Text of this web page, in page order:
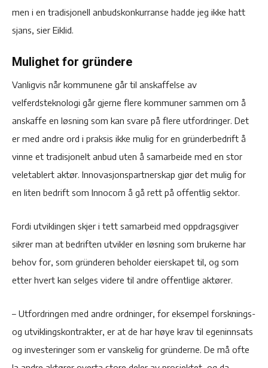
men i en tradisjonell anbudskonkurranse hadde jeg ikke hatt
sjans, sier Eiklid.
Mulighet for gründere
Vanligvis når kommunene går til anskaffelse av
velferdsteknologi går gjerne flere kommuner sammen om å
anskaffe en løsning som kan svare på flere utfordringer. Det
er med andre ord i praksis ikke mulig for en gründerbedrift å
vinne et tradisjonelt anbud uten å samarbeide med en stor
veletablert aktør. Innovasjonspartnerskap gjør det mulig for
en liten bedrift som Innocom å gå rett på offentlig sektor.
Fordi utviklingen skjer i tett samarbeid med oppdragsgiver
sikrer man at bedriften utvikler en løsning som brukerne har
behov for, som gründeren beholder eierskapet til, og som
etter hvert kan selges videre til andre offentlige aktører.
– Utfordringen med andre ordninger, for eksempel forsknings-
og utviklingskontrakter, er at de har høye krav til egeninnsats
og investeringer som er vanskelig for gründerne. De må ofte